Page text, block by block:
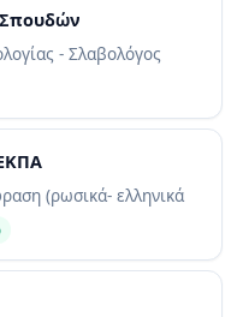
Σπουδών
- Σλαβολόγος
(ρωσικά- ελληνικά